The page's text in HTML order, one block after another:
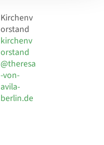
Kirchenv
orstand
kirchenv
orstand
@theresa
-von-
avila-
berlin.de